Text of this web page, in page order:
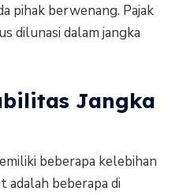
pihak berwenang. Pajak
dilunasi dalam jangka
Jangka
beberapa kelebihan
adalah beberapa di